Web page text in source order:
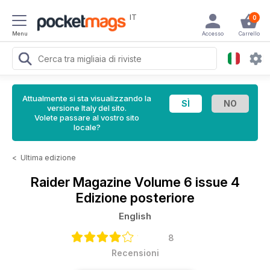
Menu
IT 0
Carrello
Accesso
Attualmente si sta visualizzando la
versione Italy del sito.
Volete passare al vostro sito
locale?
< Ultima edizione
Raider Magazine Volume 6 issue 4
Edizione posteriore
English
8
Recensioni